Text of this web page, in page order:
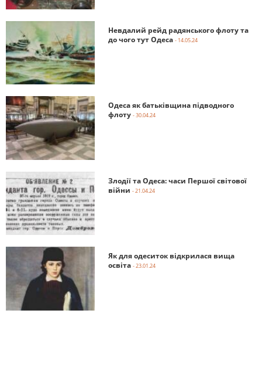
Невдалий рейд радянського флоту та
до чого тут Одеса - 14.05.24
Одеса як батьківщина підводного
флоту - 30.04.24
Злодії та Одеса: часи Першої світової
війни - 21.04.24
Як для одеситок відкрилася вища
освіта - 23.01.24